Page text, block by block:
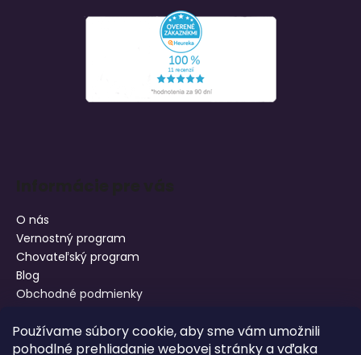
Používame súbory cookie, aby sme vám umožnili
pohodlné prehliadanie webovej stránky a vďaka
O nás
Vernostný program
Chovateľský program
Blog
Obchodné podmienky
Doprava a platba
Reklamácia tovaru